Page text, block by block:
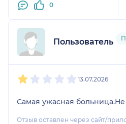
0
Пользователь
13.07.2026
Самая ужасная больница.Не
Отзыв оставлен через сайт/